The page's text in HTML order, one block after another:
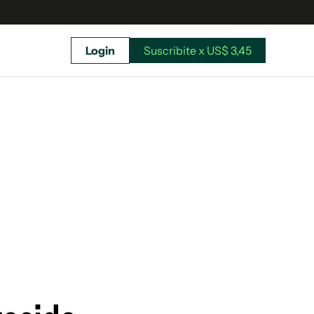
Login Suscribite x US$ 3,45